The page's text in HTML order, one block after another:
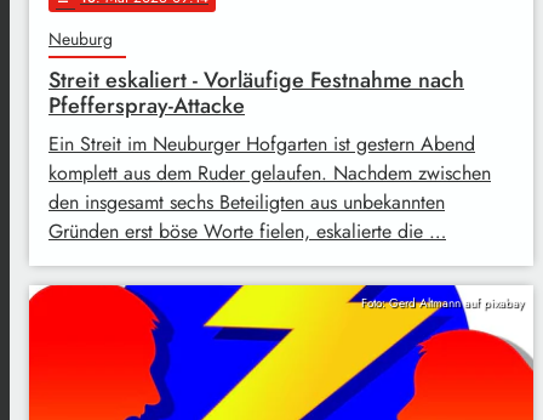
Neuburg
Streit eskaliert - Vorläufige Festnahme nach
Pfefferspray-Attacke
Ein Streit im Neuburger Hofgarten ist gestern Abend
komplett aus dem Ruder gelaufen. Nachdem zwischen
den insgesamt sechs Beteiligten aus unbekannten
Gründen erst böse Worte fielen, eskalierte die …
Foto: Gerd Altmann auf pixabay